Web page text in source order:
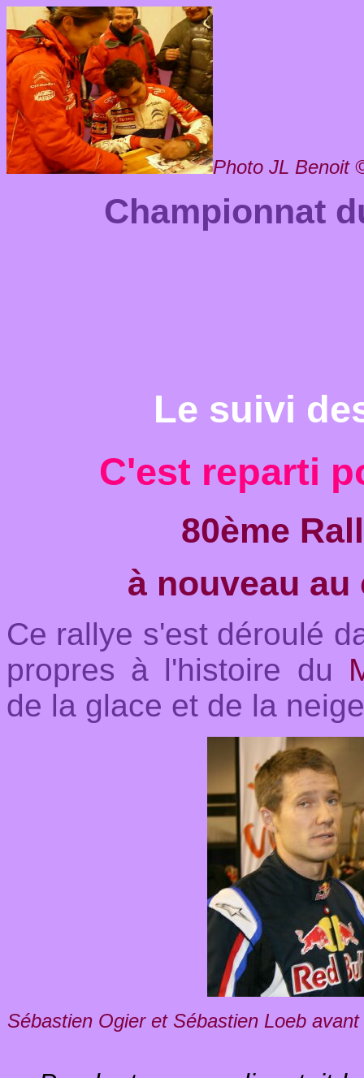
Photo JL Benoit
Championnat
Le suivi
C'est reparti
80ème
à nouveau au
Ce rallye s'est déroulé
propres à l'histoire du
de la glace et de la
Sébastien Ogier et Sébastien Loeb